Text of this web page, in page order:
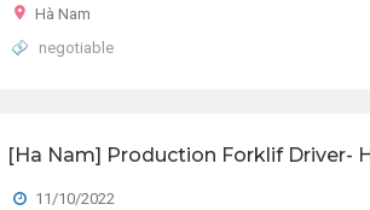
Hà Nam
negotiable
[Ha Nam] Production Forklif Driver-
11/10/2022